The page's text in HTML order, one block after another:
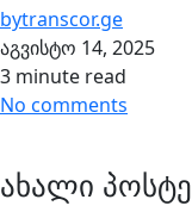
bytranscor.ge
აგვისტო 14, 2025
3 minute read
No comments
ახალი